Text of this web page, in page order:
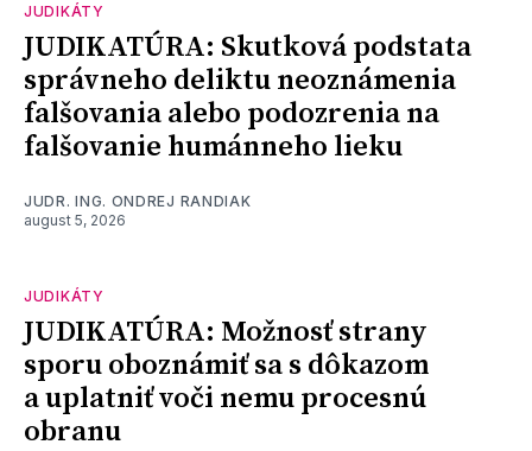
JUDIKÁTY
JUDIKATÚRA: Skutková podstata
správneho deliktu neoznámenia
falšovania alebo podozrenia na
falšovanie humánneho lieku
JUDR. ING. ONDREJ RANDIAK
august 5, 2026
JUDIKÁTY
JUDIKATÚRA: Možnosť strany
sporu oboznámiť sa s dôkazom
a uplatniť voči nemu procesnú
obranu